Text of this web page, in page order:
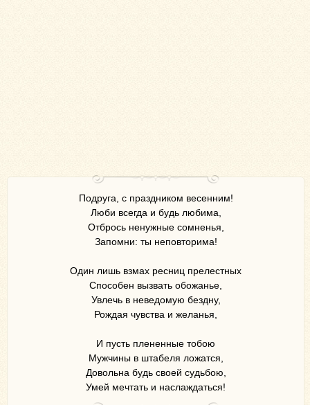
Подруга, с праздником весенним!
Люби всегда и будь любима,
Отбрось ненужные сомненья,
Запомни: ты неповторима!
Один лишь взмах ресниц прелестных
Способен вызвать обожанье,
Увлечь в неведомую бездну,
Рождая чувства и желанья,
И пусть плененные тобою
Мужчины в штабеля ложатся,
Довольна будь своей судьбою,
Умей мечтать и наслаждаться!